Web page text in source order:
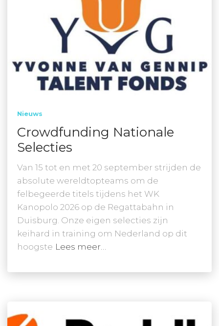
Nieuws
Crowdfunding Nationale
Selecties
Van 15 tot en met 20 september strijden de
absolute wereldtopteams om de
felbegeerde titels tijdens het WK
Kanopolo 2026 op de Regattabahn in
Duisburg. Onze eigen selecties zijn
keihard in training om Nederland op dit
hoogste Lees meer…